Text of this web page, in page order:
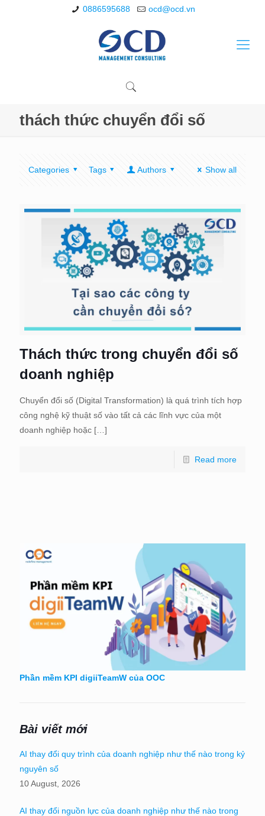
0886595688 ocd@ocd.vn
thách thức chuyển đổi số
Categories Tags Authors Show all
Thách thức trong chuyển đổi số
doanh nghiệp
Chuyển đổi số (Digital Transformation) là quá trình tích hợp
công nghệ kỹ thuật số vào tất cả các lĩnh vực của một
doanh nghiệp hoặc […]
Read more
Phần mềm KPI digiiTeamW của OOC
Bài viết mới
AI thay đổi quy trình của doanh nghiệp như thế nào trong kỷ
nguyên số
10 August, 2026
AI thay đổi nguồn lực của doanh nghiệp như thế nào trong